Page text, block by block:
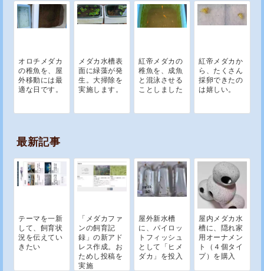
オロチメダカ
の稚魚を、屋
外移動には最
適な日です。
メダカ水槽表
面に緑藻が発
生。大掃除を
実施します。
紅帝メダカの
稚魚を、成魚
と混泳させる
ことしました
紅帝メダカか
ら、たくさん
採卵できたの
は嬉しい。
最新記事
テーマを一新
して、飼育状
況を伝えてい
きたい
「メダカファ
ンの飼育記
録」の新アド
レス作成。お
ためし投稿を
実施
屋外新水槽
に、パイロッ
トフィッシュ
として「ヒメ
ダカ」を投入
屋内メダカ水
槽に、隠れ家
用オーナメン
ト（４個タイ
プ）を購入